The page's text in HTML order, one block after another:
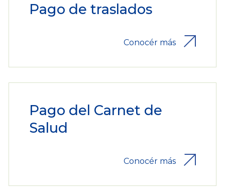
Pago de traslados
Conocér más
Pago del Carnet de
Salud
Conocér más